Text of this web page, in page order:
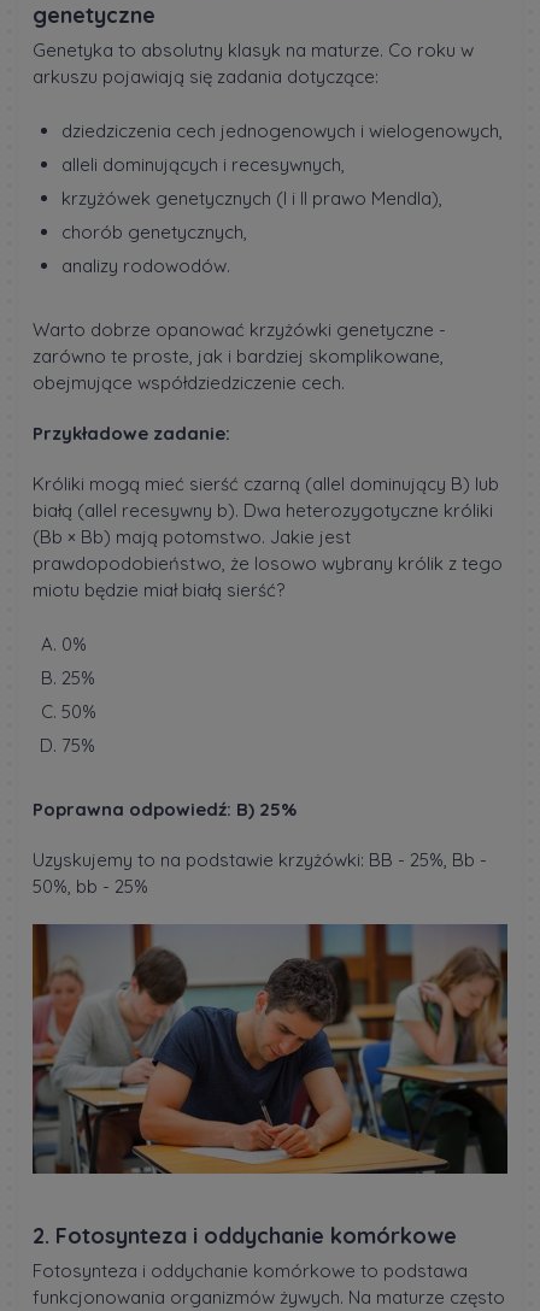
genetyczne
Genetyka to absolutny klasyk na maturze. Co roku w
arkuszu pojawiają się zadania dotyczące:
dziedziczenia cech jednogenowych i wielogenowych,
alleli dominujących i recesywnych,
krzyżówek genetycznych (I i II prawo Mendla),
chorób genetycznych,
analizy rodowodów.
Warto dobrze opanować krzyżówki genetyczne -
zarówno te proste, jak i bardziej skomplikowane,
obejmujące współdziedziczenie cech.
Przykładowe zadanie:
Króliki mogą mieć sierść czarną (allel dominujący B) lub
białą (allel recesywny b). Dwa heterozygotyczne króliki
(Bb × Bb) mają potomstwo. Jakie jest
prawdopodobieństwo, że losowo wybrany królik z tego
miotu będzie miał białą sierść?
0%
25%
50%
75%
Poprawna odpowiedź: B) 25%
Uzyskujemy to na podstawie krzyżówki: BB - 25%, Bb -
50%, bb - 25%
2. Fotosynteza i oddychanie komórkowe
Fotosynteza i oddychanie komórkowe to podstawa
funkcjonowania organizmów żywych. Na maturze często